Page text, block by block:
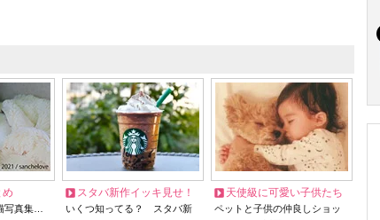
め
写真集…
スタバ新作イッキ見せ！
いくつ知ってる？ スタバ新
天使級に可愛い子供たち
ペットと子供の仲良しショッ